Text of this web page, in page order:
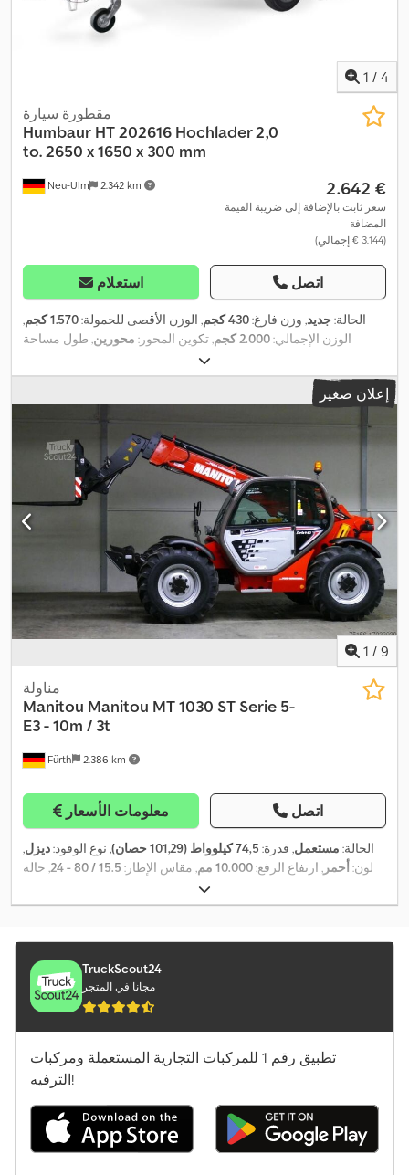
1 / 4
Neu-Ulm 2.342 km
مقطورة سيارة
Humbaur HT 202616 Hochlader 2,0
to. 2650 x 1650 x 300 mm
‏2.642 €
سعر ثابت بالإضافة إلى ضريبة القيمة
المضافة
(‏3.144 € إجمالي)
استعلام اتصل
الحالة:جديد, وزن فارغ:430 كجم , الوزن الأقصى للحمولة:1.570 كجم
,
الوزن الإجمالي:2.000 كجم , تكوين المحور: محورين, طول مساحة
, عرض مساحة التحميل:
التحميل:300 مم , حجم مساحة التحميل:1,4 م³ , لون:آخر, ارتفاع البناء:
إعلان صغير
1 / 9
Fürth 2.386 km
مناولة
Manitou Manitou MT 1030 ST Serie 5-
E3 - 10m / 3t
معلومات الأسعار اتصل
الحالة: مستعمل, قدرة: 74,5 كيلوواط (101,29 حصان) , نوع الوقود:ديزل,
لون: أحمر , ارتفاع الرفع:10.000 مم , مقاس الإطار: 15.5 / 80 - 24
, حالة
, نوع السارية:
ساعات التشغيل:2.380 h , معدات:دفع رباعي, شوكة منصات, كابينة ,
TruckScout24
مجانا في المتجر
تطبيق رقم 1 للمركبات التجارية المستعملة ومركبات
الترفيه!